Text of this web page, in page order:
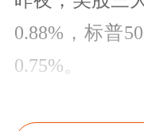
0.88%，标普
0.75%。